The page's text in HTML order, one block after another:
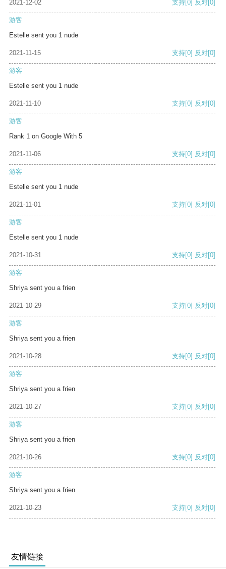
2021-12-02 支持[0] 反对[0]
游客
Estelle sent you 1 nude
2021-11-15 支持[0] 反对[0]
游客
Estelle sent you 1 nude
2021-11-10 支持[0] 反对[0]
游客
Rank 1 on Google With 5
2021-11-06 支持[0] 反对[0]
游客
Estelle sent you 1 nude
2021-11-01 支持[0] 反对[0]
游客
Estelle sent you 1 nude
2021-10-31 支持[0] 反对[0]
游客
Shriya sent you a frien
2021-10-29 支持[0] 反对[0]
游客
Shriya sent you a frien
2021-10-28 支持[0] 反对[0]
游客
Shriya sent you a frien
2021-10-27 支持[0] 反对[0]
游客
Shriya sent you a frien
2021-10-26 支持[0] 反对[0]
游客
Shriya sent you a frien
2021-10-23 支持[0] 反对[0]
友情链接